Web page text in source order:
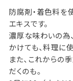
防腐剤・着色料を
エキスです。
濃厚な味わいの為
かけても、料理に
また、これからの
だくのも。